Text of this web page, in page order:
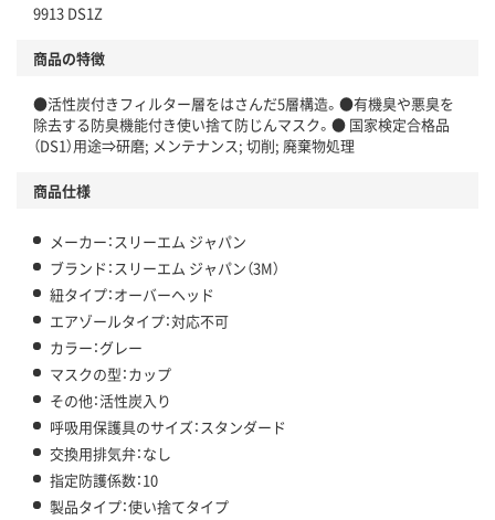
9913 DS1Z
商品の特徴
●活性炭付きフィルター層をはさんだ5層構造。●有機臭や悪臭を
除去する防臭機能付き使い捨て防じんマスク。● 国家検定合格品
（DS1）用途⇒研磨; メンテナンス; 切削; 廃棄物処理
商品仕様
メーカー：スリーエム ジャパン
ブランド：スリーエム ジャパン（3M）
紐タイプ：オーバーヘッド
エアゾールタイプ：対応不可
カラー：グレー
マスクの型：カップ
その他：活性炭入り
呼吸用保護具のサイズ：スタンダード
交換用排気弁：なし
指定防護係数：10
製品タイプ：使い捨てタイプ